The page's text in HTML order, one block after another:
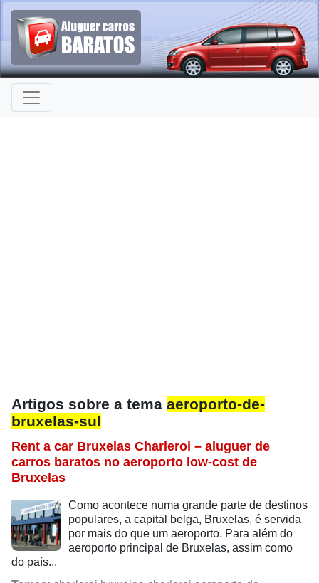
Artigos sobre a tema aeroporto-de-
bruxelas-sul
Rent a car Bruxelas Charleroi – aluguer de
carros baratos no aeroporto low-cost de
Bruxelas
Como acontece numa grande parte de destinos
populares, a capital belga, Bruxelas, é servida
por mais do que um aeroporto. Para além do
aeroporto principal de Bruxelas, assim como
do país...